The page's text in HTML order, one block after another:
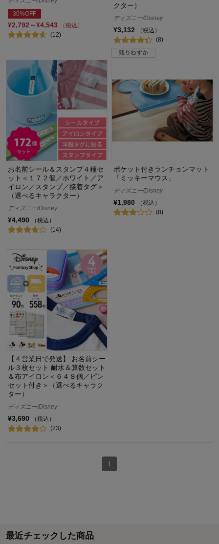
30%OFF
¥2,792～¥4,543
（税込）
(12)
クター）
ディズニー/Disney
¥3,132
（税込）
(8)
お名前シール＆スタンプ４種セ
ット＜１７２個／ホワイト／ア
イロン／スタンプ／接着タグ＞
（選べるキャラクター）
ディズニー/Disney
¥4,490
（税込）
(14)
ポケット付きランチョンマット
「ミッキーマウス」
ディズニー/Disney
¥1,980
（税込）
(8)
【４営業日で発送】 お名前シー
ル３枚セット 耐水＆算数セット
＆布アイロン＜６４８個／ピン
セット付き＞（選べるキャラク
ター）
ディズニー/Disney
¥3,690
（税込）
(23)
1
最近チェックした商品